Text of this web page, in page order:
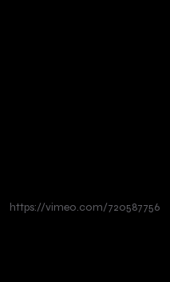
https://vimeo.com/720587756